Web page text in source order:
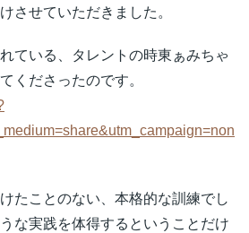
させていただきました。
ている、タレントの時東ぁみちゃ
くださったのです。
たことのない、本格的な訓練でし
な実践を体得するということだけ